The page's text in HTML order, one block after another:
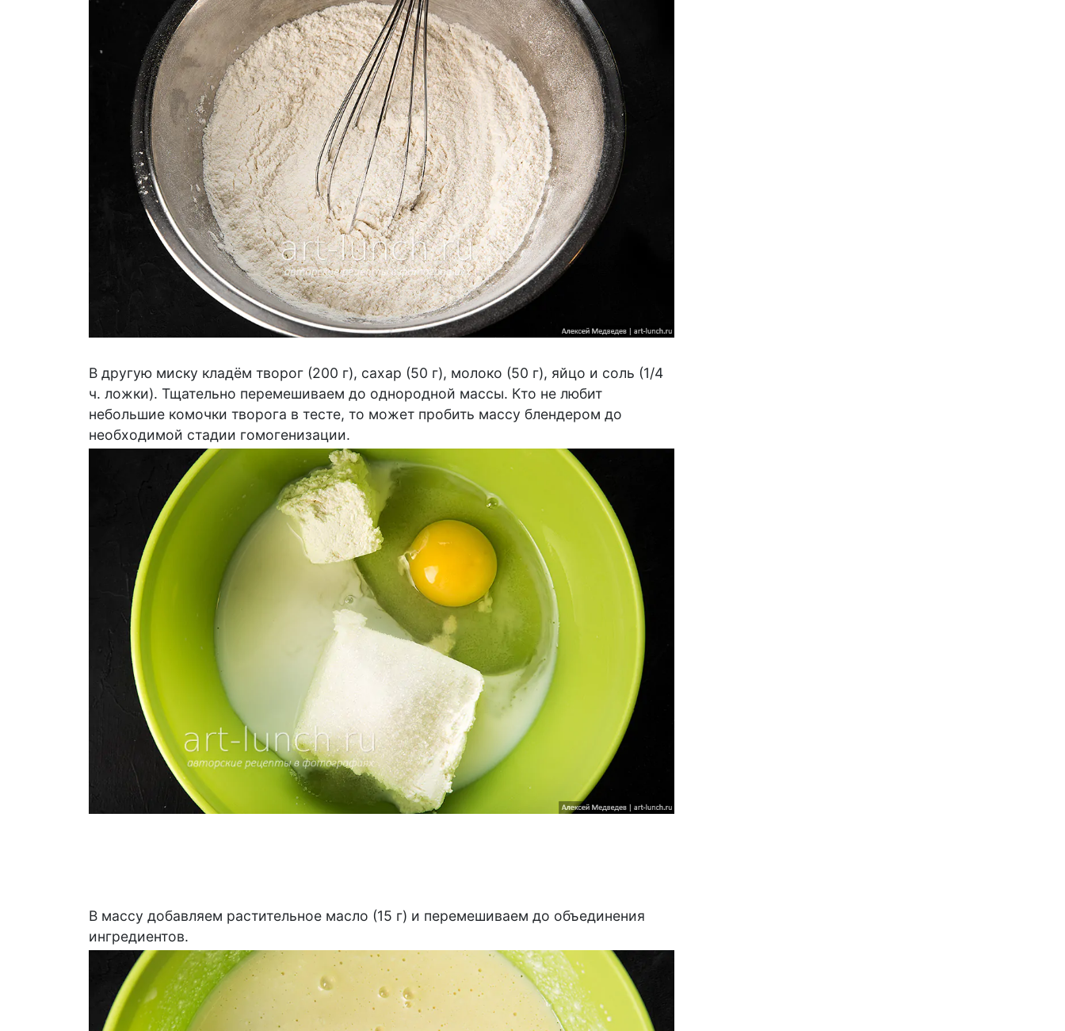
В другую миску кладём творог (200 г), сахар (50 г), молоко (50 г), яйцо и соль (1/4
ч. ложки). Тщательно перемешиваем до однородной массы. Кто не любит
небольшие комочки творога в тесте, то может пробить массу блендером до
необходимой стадии гомогенизации.
В массу добавляем растительное масло (15 г) и перемешиваем до объединения
ингредиентов.